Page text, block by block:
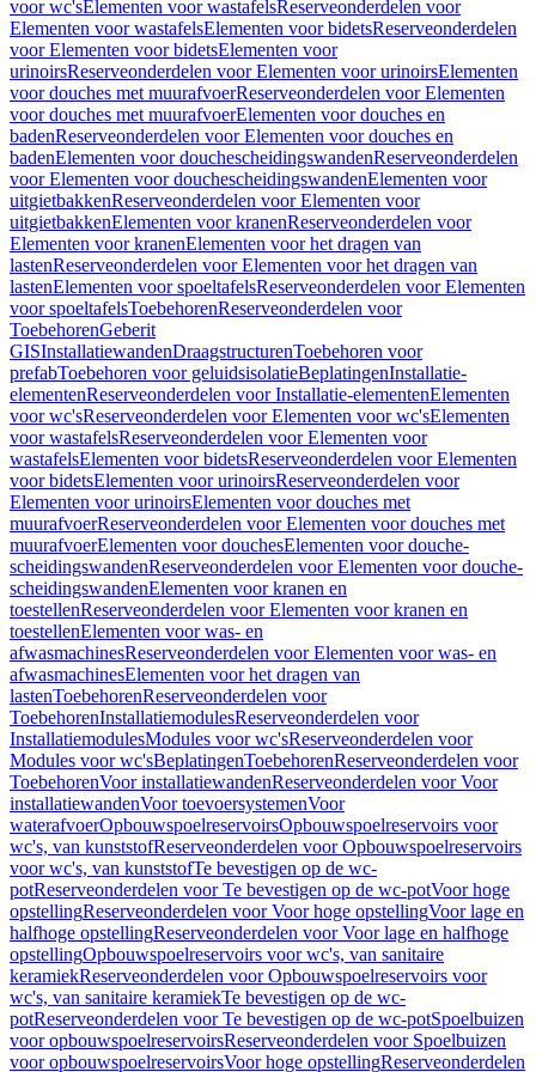
voor wc'sElementen voor wastafelsReserveonderdelen voor
Elementen voor wastafelsElementen voor bidetsReserveonderdelen
voor Elementen voor bidetsElementen voor
urinoirsReserveonderdelen voor Elementen voor urinoirsElementen
voor douches met muurafvoerReserveonderdelen voor Elementen
voor douches met muurafvoerElementen voor douches en
badenReserveonderdelen voor Elementen voor douches en
badenElementen voor douchescheidingswandenReserveonderdelen
voor Elementen voor douchescheidingswandenElementen voor
uitgietbakkenReserveonderdelen voor Elementen voor
uitgietbakkenElementen voor kranenReserveonderdelen voor
Elementen voor kranenElementen voor het dragen van
lastenReserveonderdelen voor Elementen voor het dragen van
lastenElementen voor spoeltafelsReserveonderdelen voor Elementen
voor spoeltafelsToebehorenReserveonderdelen voor
ToebehorenGeberit
GISInstallatiewandenDraagstructurenToebehoren voor
prefabToebehoren voor geluidsisolatieBeplatingenInstallatie-
elementenReserveonderdelen voor Installatie-elementenElementen
voor wc'sReserveonderdelen voor Elementen voor wc'sElementen
voor wastafelsReserveonderdelen voor Elementen voor
wastafelsElementen voor bidetsReserveonderdelen voor Elementen
voor bidetsElementen voor urinoirsReserveonderdelen voor
Elementen voor urinoirsElementen voor douches met
muurafvoerReserveonderdelen voor Elementen voor douches met
muurafvoerElementen voor douchesElementen voor douche-
scheidingswandenReserveonderdelen voor Elementen voor douche-
scheidingswandenElementen voor kranen en
toestellenReserveonderdelen voor Elementen voor kranen en
toestellenElementen voor was- en
afwasmachinesReserveonderdelen voor Elementen voor was- en
afwasmachinesElementen voor het dragen van
lastenToebehorenReserveonderdelen voor
ToebehorenInstallatiemodulesReserveonderdelen voor
InstallatiemodulesModules voor wc'sReserveonderdelen voor
Modules voor wc'sBeplatingenToebehorenReserveonderdelen voor
ToebehorenVoor installatiewandenReserveonderdelen voor Voor
installatiewandenVoor toevoersystemenVoor
waterafvoerOpbouwspoelreservoirsOpbouwspoelreservoirs voor
wc's, van kunststofReserveonderdelen voor Opbouwspoelreservoirs
voor wc's, van kunststofTe bevestigen op de wc-
potReserveonderdelen voor Te bevestigen op de wc-potVoor hoge
opstellingReserveonderdelen voor Voor hoge opstellingVoor lage en
halfhoge opstellingReserveonderdelen voor Voor lage en halfhoge
opstellingOpbouwspoelreservoirs voor wc's, van sanitaire
keramiekReserveonderdelen voor Opbouwspoelreservoirs voor
wc's, van sanitaire keramiekTe bevestigen op de wc-
potReserveonderdelen voor Te bevestigen op de wc-potSpoelbuizen
voor opbouwspoelreservoirsReserveonderdelen voor Spoelbuizen
voor opbouwspoelreservoirsVoor hoge opstellingReserveonderdelen